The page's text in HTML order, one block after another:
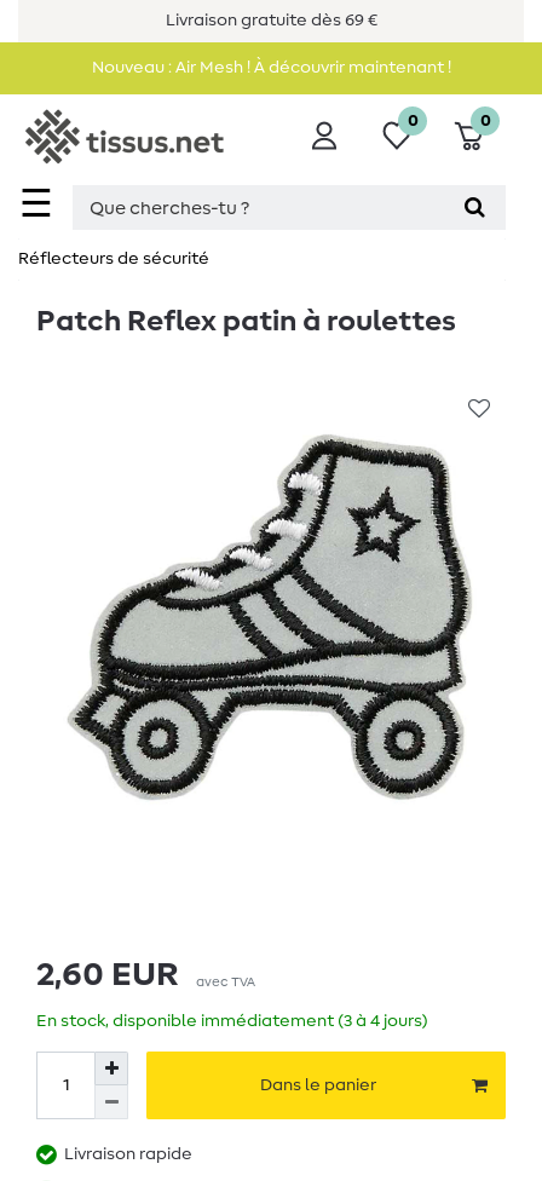
Livraison gratuite dès 69 €
Nouveau : Air Mesh ! À découvrir maintenant !
☰
0 0
Réflecteurs de sécurité
Patch Reflex patin à roulettes
2,60 EUR avec TVA
En stock, disponible immédiatement (3 à 4 jours)
Dans le panier
Livraison rapide